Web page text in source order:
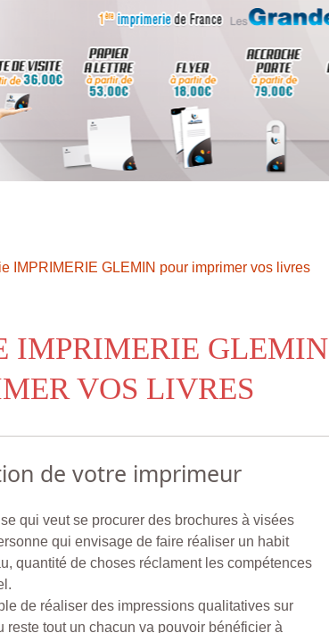
IMPRIMERIE GLEMIN pour imprimer vos livres
IMPRIMERIE GLEMIN
VOS LIVRES
de votre imprimeur
qui veut se procurer des brochures à visées
qui envisage de faire réaliser un habit
quantité de choses réclament les compétences
de réaliser des impressions qualitatives sur
reste tout un chacun va pouvoir bénéficier à